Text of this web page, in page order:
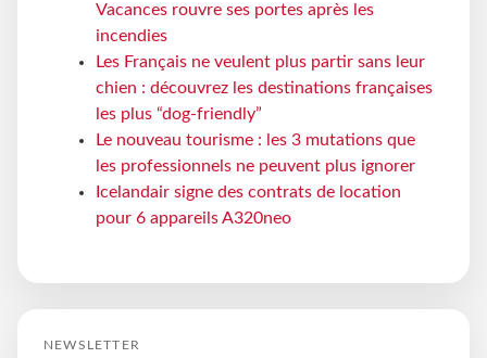
Vacances rouvre ses portes après les
incendies
Les Français ne veulent plus partir sans leur
chien : découvrez les destinations françaises
les plus “dog-friendly”
Le nouveau tourisme : les 3 mutations que
les professionnels ne peuvent plus ignorer
Icelandair signe des contrats de location
pour 6 appareils A320neo
NEWSLETTER